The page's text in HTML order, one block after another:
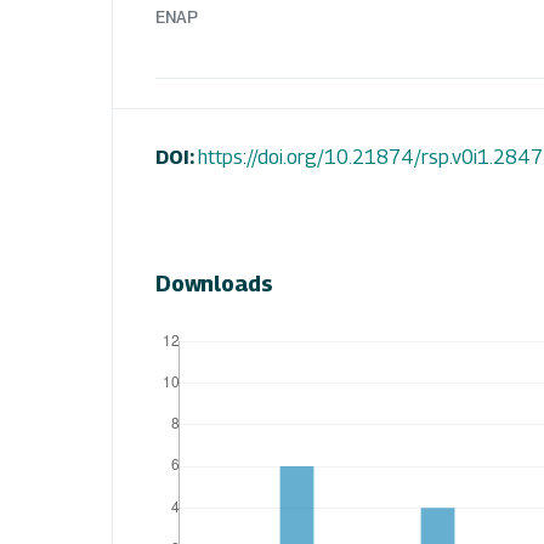
ENAP
DOI:https://doi.org/10.21874/rsp.v0i1.2847
Downloads